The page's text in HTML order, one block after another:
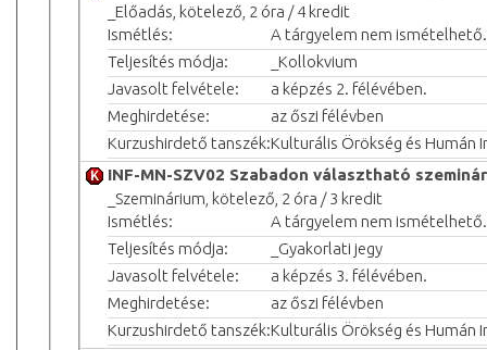
_Előadás, kötelező, 2 óra / 4 kredit
Ismétlés:
A tárgyelem nem ismételhető.
Teljesítés módja:
_Kollokvium
Javasolt felvétele:
a képzés 2. félévében.
Meghirdetése:
az őszi félévben
Kurzushirdető tanszék:Kulturális Örökség és Humán
INF-MN-SZV02 Szabadon választható
_Szeminárium, kötelező, 2 óra / 3 kredit
Ismétlés:
A tárgyelem nem ismételhető.
Teljesítés módja:
_Gyakorlati jegy
Javasolt felvétele:
a képzés 3. félévében.
Meghirdetése:
az őszi félévben
Kurzushirdető tanszék:Kulturális Örökség és Humán